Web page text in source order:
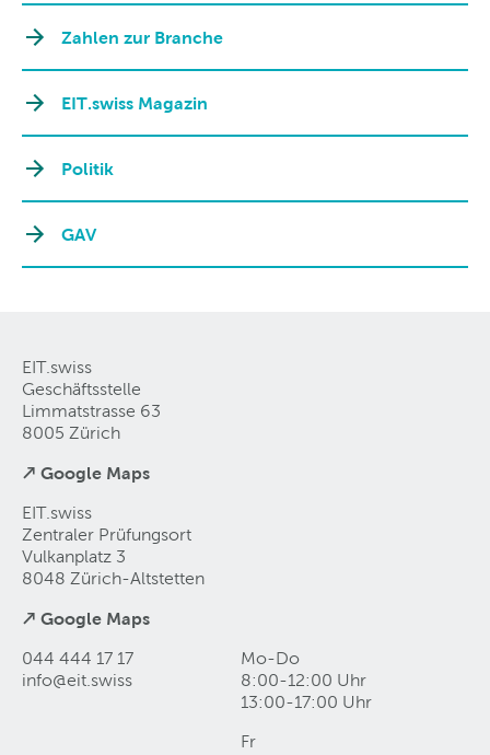
Zahlen zur Branche
EIT.swiss Magazin
Politik
GAV
EIT.swiss
Geschäftsstelle
Limmatstrasse 63
8005 Zürich
↗ Google Maps
EIT.swiss
Zentraler Prüfungsort
Vulkanplatz 3
8048 Zürich-Altstetten
↗ Google Maps
044 444 17 17
info@eit swiss
Mo-Do
8:00-12:00 Uhr
13:00-17:00 Uhr
Fr